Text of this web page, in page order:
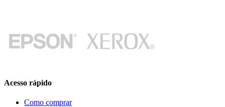
Acesso rápido
Como comprar